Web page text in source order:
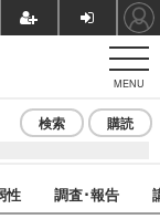
MENU
検索 購読
性 調査･報告